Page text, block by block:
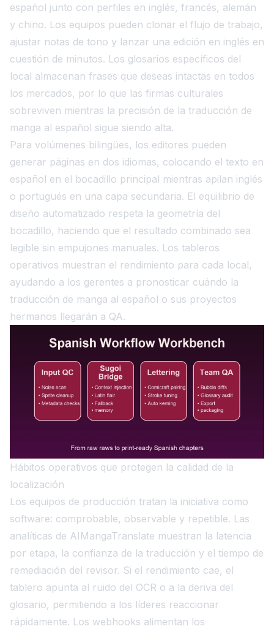
español junto con perfiles en inglés, francés, alemán
y chino. Los equipos pueden clonar el flujo de trabajo,
ajustar notas de tono y lanzar una edición en inglés en
cuestión de minutos. Los glosarios específicos del
local almacenan frases que deseas intactas en todos
los mercados, por lo que las firmas culturales
sobreviven mientras la precisión de la traducción de
manga al español sigue siendo alta.
Para volúmenes bilingües, los editores pueden
generar páginas en dos idiomas, colocando el texto en
español en el bocadillo principal mientras apilan inglés
o portugués en una capa secundaria. El equilibrio de
diseño automatizado respeta la geometría del
bocadillo, haciendo que el resultado combinado sea
legible sin empujones manuales. Los tableros
operativos muestran el rendimiento para cada local,
ayudando a los gerentes a pronosticar cuándo la
traducción de manga al español o sus proyectos
hermanos llegarán a QA.
Hábitos operativos que protegen la calidad de la
localización
Los equipos de producción tratan la iniciativa como
software: comprobable, observable y repetible. Las
analíticas de AIMangaTranslate muestran la latencia
por etapa, la confianza de la traducción y el tiempo de
remediación del revisor. Si el rendimiento cae, el
tablero apunta al ruido del OCR o a la deriva del
glosario, permitiendo a los líderes reaccionar
rápidamente. Los webhooks alimentan los